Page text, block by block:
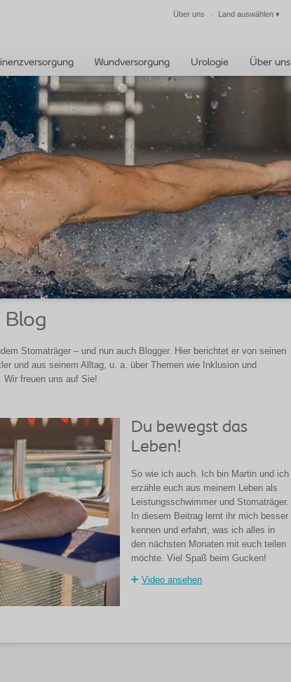
Über uns Land auswählen ▾
Wundversorgung Urologie Über uns
Blog
Stomaträger – und nun auch Blogger. Hier berichtet er von seinen
und aus seinem Alltag, u. a. über Themen wie Inklusion und
freuen uns auf Sie!
Du bewegst das
Leben!
So wie ich auch. Ich bin Martin und ich
erzähle euch aus meinem Leben als
Leistungsschwimmer und Stomaträger.
In diesem Beitrag lernt ihr mich besser
kennen und erfahrt, was ich alles in
den nächsten Monaten mit euch teilen
möchte. Viel Spaß beim Gucken!
Video ansehen